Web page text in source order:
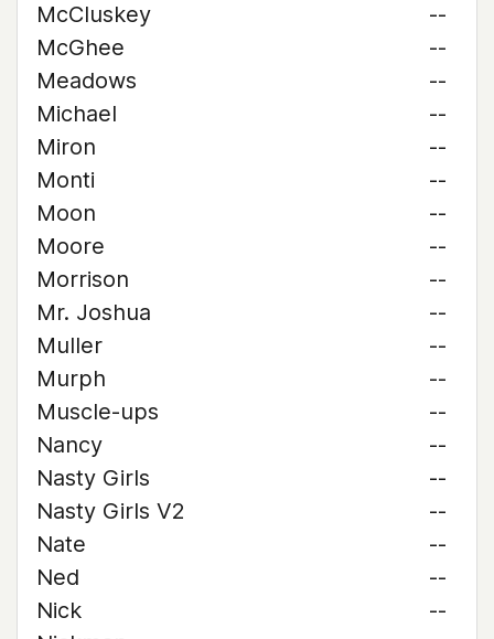
McCluskey
--
McGhee
--
Meadows
--
Michael
--
Miron
--
Monti
--
Moon
--
Moore
--
Morrison
--
Mr. Joshua
--
Muller
--
Murph
--
Muscle-ups
--
Nancy
--
Nasty Girls
--
Nasty Girls V2
--
Nate
--
Ned
--
Nick
--